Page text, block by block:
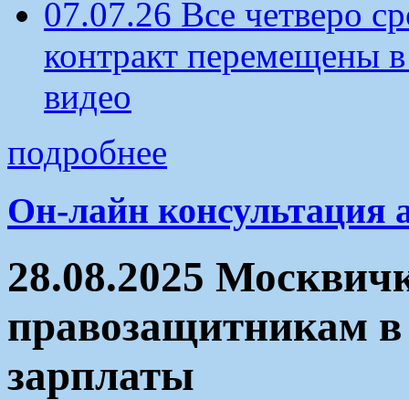
07.07.26 Все четверо
контракт перемещены
видео
подробнее
Он-лайн консультация
28.08.2025
правозащитникам в
зарплаты